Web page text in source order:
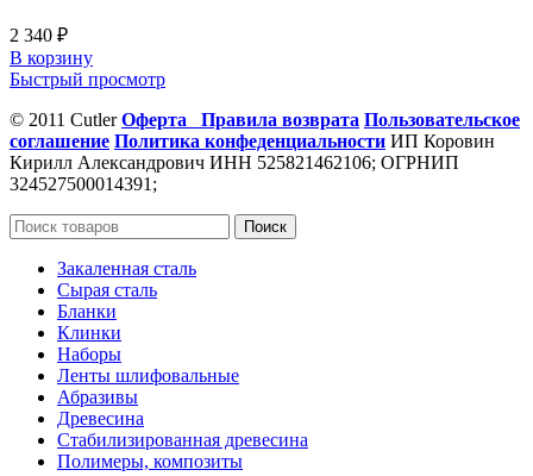
2 340 ₽
В корзину
Быстрый просмотр
© 2011 CutlerОферта Правила возврата Пользовательское
соглашение Политика конфеденциальности ИП Коровин
Кирилл Александрович ИНН 525821462106; ОГРНИП
324527500014391;
Поиск
Закаленная сталь
Сырая сталь
Бланки
Клинки
Наборы
Ленты шлифовальные
Абразивы
Древесина
Стабилизированная древесина
Полимеры, композиты